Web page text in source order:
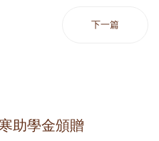
下一篇
助學金頒贈